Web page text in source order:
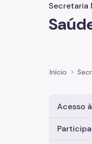
Secretaria
Início
Acesso